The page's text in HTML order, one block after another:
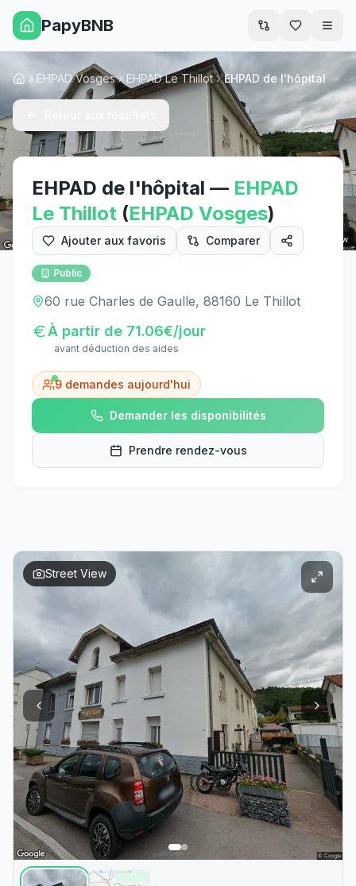
PapyBNB
Street View
AccueilEHPAD Vosges EHPAD Le Thillot EHPAD de l'hôpital
EHPAD de l'hôpital — EHPAD
Le Thillot (EHPAD Vosges)
Ajouter aux favoris Comparer
Public
60 rue Charles de Gaulle, 88160 Le Thillot
À partir de 71.06€/jour
avant déduction des aides
9 demandes aujourd'hui
Demander les disponibilités
Prendre rendez-vous
Street View